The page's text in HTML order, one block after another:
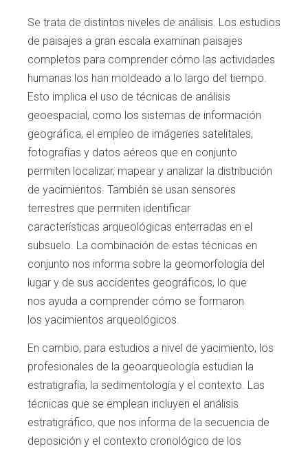
Se trata de distintos niveles de análisis. Los estudios
de paisajes a gran escala examinan paisajes
completos para comprender cómo las actividades
humanas los han moldeado a lo largo del tiempo.
Esto implica el uso de técnicas de análisis
geoespacial, como los sistemas de información
geográfica, el empleo de imágenes satelitales,
fotografías y datos aéreos que en conjunto
permiten localizar, mapear y analizar la distribución
de yacimientos. También se usan sensores
terrestres que permiten identificar
características arqueológicas enterradas en el
subsuelo. La combinación de estas técnicas en
conjunto nos informa sobre la geomorfología del
lugar y de sus accidentes geográficos, lo que
nos ayuda a comprender cómo se formaron
los yacimientos arqueológicos.
En cambio, para estudios a nivel de yacimiento, los
profesionales de la geoarqueología estudian la
estratigrafía, la sedimentología y el contexto. Las
técnicas que se emplean incluyen el análisis
estratigráfico, que nos informa de la secuencia de
deposición y el contexto cronológico de los